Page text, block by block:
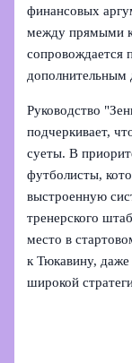
финансовых
между прямыми
дополнительным
Руководство
подчеркивает,
суеты. В
футболисты,
выстроенную
тренерского
место в
к Тюкавину, даже
широкой